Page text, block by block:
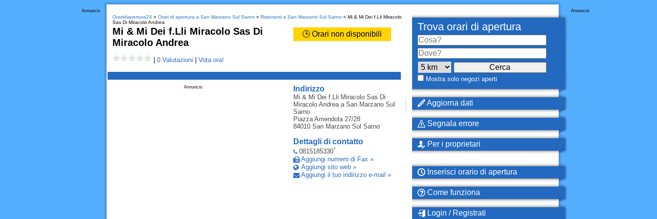
Annuncio
Oraridiapertura24» Orari di apertura a San Marzano Sul Sarno» Ristoranti a San Marzano Sul Sarno» Mi & Mi Dei f.Lli Miracolo
Sas Di Miracolo Andrea
Mi & Mi Dei f.Lli Miracolo Sas Di
Miracolo Andrea
🕒 Orari non disponibili
0 Valutazioni Vota ora!
Indirizzo
Mi & Mi Dei f.Lli Miracolo Sas Di
Miracolo Andreaa San Marzano Sul
Sarno
Piazza Amendola 27/28
84010 San Marzano Sul Sarno
Dettagli di contatto
0815185330*
Aggiungi numero di Fax »
Aggiungi sito web »
Aggiungi il tuo indirizzo e-mail »
Annuncio
Annuncio
Trova orari di apertura
Mostra solo negozi aperti
Aggiorna dati
Segnala errore
Per i proprietari
Inserisci orario di apertura
Come funziona
Login / Registrati